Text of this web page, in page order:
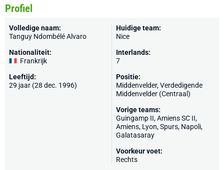
Profiel
Volledige naam:
Tanguy Ndombélé Alvaro
Nationaliteit:
Frankrijk
Leeftijd:
29 jaar (28 dec. 1996)
Huidige team:
Nice
Interlands:
7
Positie:
Middenvelder, Verdedigende
Middenvelder (Centraal)
Vorige teams:
Guingamp II, Amiens SC II,
Amiens, Lyon,Spurs, Napoli,
Galatasaray
Voorkeur voet:
Rechts